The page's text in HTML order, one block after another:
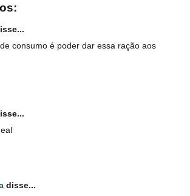
consumo é poder dar essa ração aos
disse...